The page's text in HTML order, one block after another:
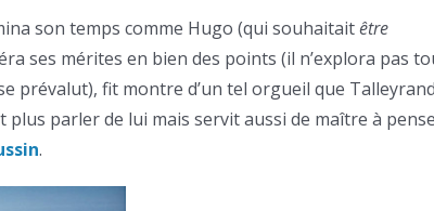
son temps comme Hugo (qui souhaitaitêtre
ses mérites en bien des points (il n’explora pas
prévalut), fit montre d’un tel orgueil que
plus parler de lui mais servit aussi de maître à
.